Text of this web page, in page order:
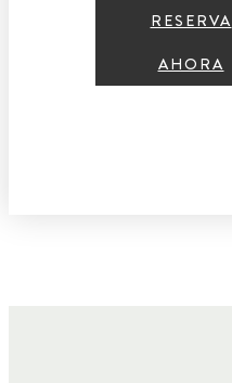
RESERVA
AHORA